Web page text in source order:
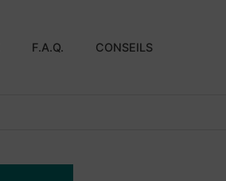
F.A.Q. CONSEILS